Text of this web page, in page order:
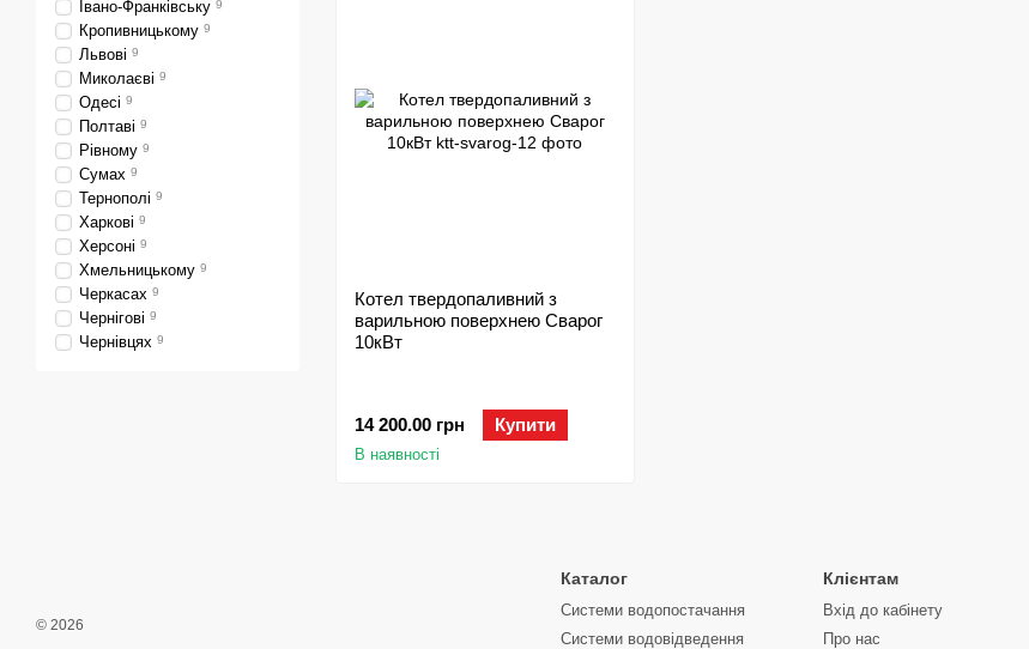
Котел твердопаливний з
варильною поверхнею Сварог
10кВт
14 200.00 грн Купити
В наявності
Івано-Франківську 9
Кропивницькому 9
Львові 9
Миколаєві 9
Одесі 9
Полтаві 9
Рівному 9
Сумах 9
Тернополі 9
Харкові 9
Херсоні 9
Хмельницькому 9
Черкасах 9
Чернігові 9
Чернівцях 9
© 2026
Каталог
Системи водопостачання
Системи водовідведення
Клієнтам
Вхід до кабінету
Про нас